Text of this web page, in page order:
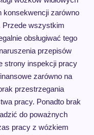
konsekwencji zarówno
Przede wszystkim
obsługiwać tego
przepisów
strony inspekcji pracy
zarówno na
przestrzegania
pracy. Ponadto brak
do poważnych
pracy z wózkiem